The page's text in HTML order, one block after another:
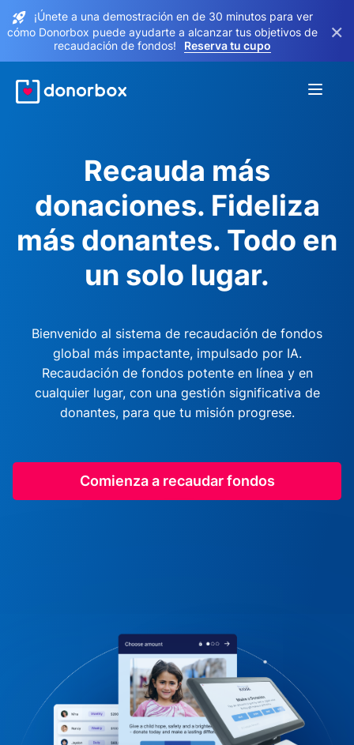
¡Únete a una demostración en de 30 minutos para ver
cómo Donorbox puede ayudarte a alcanzar tus objetivos de
recaudación de fondos!
Reserva tu cupo
×
Recauda más
donaciones. Fideliza
más donantes. Todo en
un solo lugar.
Bienvenido al sistema de recaudación de fondos
global más impactante, impulsado por IA.
Recaudación de fondos potente en línea y en
cualquier lugar, con una gestión significativa de
donantes, para que tu misión progrese.
Comienza a recaudar fondos